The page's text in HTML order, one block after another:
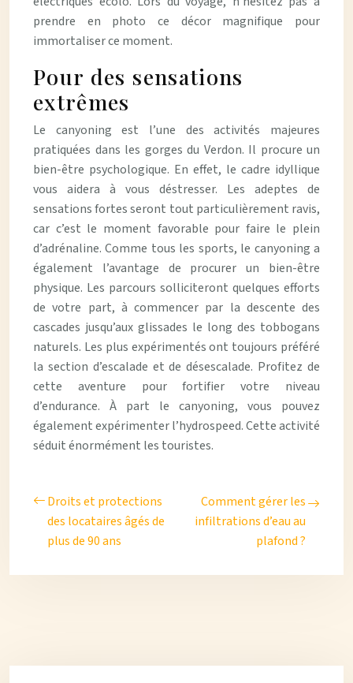
prendre en photo ce décor magnifique pour
immortaliser ce moment.
Pour des sensations
extrêmes
Le canyoning est l’une des activités majeures
pratiquées dans les gorges du Verdon. Il procure un
bien-être psychologique. En effet, le cadre idyllique
vous aidera à vous déstresser. Les adeptes de
sensations fortes seront tout particulièrement ravis,
car c’est le moment favorable pour faire le plein
d’adrénaline. Comme tous les sports, le canyoning a
également l’avantage de procurer un bien-être
physique. Les parcours solliciteront quelques efforts
de votre part, à commencer par la descente des
cascades jusqu’aux glissades le long des tobbogans
naturels. Les plus expérimentés ont toujours préféré
la section d’escalade et de désescalade. Profitez de
cette aventure pour fortifier votre niveau
d’endurance. À part le canyoning, vous pouvez
également expérimenter l’hydrospeed. Cette activité
séduit énormément les touristes.
Droits et protections
des locataires âgés de
plus de 90 ans
Comment gérer les
infiltrations d’eau au
plafond ?